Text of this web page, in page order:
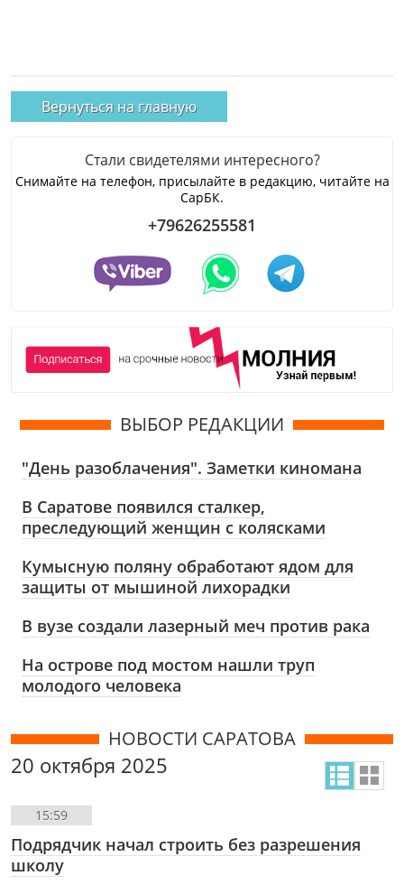
Вернуться на главную
Стали свидетелями интересного?
Снимайте на телефон, присылайте в редакцию, читайте на
СарБК.
+79626255581
ВЫБОР РЕДАКЦИИ
"День разоблачения". Заметки киномана
В Саратове появился сталкер,
преследующий женщин с колясками
Кумысную поляну обработают ядом для
защиты от мышиной лихорадки
В вузе создали лазерный меч против рака
На острове под мостом нашли труп
молодого человека
НОВОСТИ САРАТОВА
20 октября 2025
15:59
Подрядчик начал строить без разрешения
школу